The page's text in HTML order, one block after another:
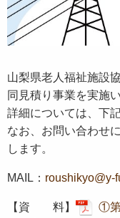
山梨県老人福祉施設
同見積り事業を実施
詳細については、下
なお、お問い合わせ
します。
MAIL： roushikyo@y-
【資 料】
①第